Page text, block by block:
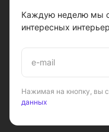
Каждую неделю мы
интересных
Нажимая на кнопку, вы
данных